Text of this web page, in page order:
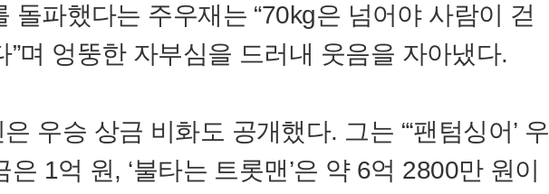
돌파했다는 주우재는 “70kg은 넘어야 사람이 걷
”며 엉뚱한 자부심을 드러내 웃음을 자아냈다.
우승 상금 비화도 공개했다. 그는 “‘팬텀싱어’ 우
은 1억 원, ‘불타는 트롯맨’은 약 6억 2800만 원이